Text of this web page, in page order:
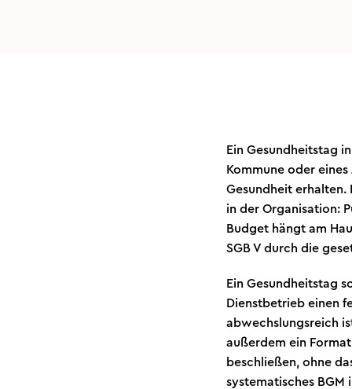
Ein Gesundheitstag
Kommune oder
Gesundheit
in der Organisation:
Budget hängt am
SGB V durch die
Ein Gesundheitstag
Dienstbetrieb einen
abwechslungsreich
außerdem ein
beschließen, ohne
systematisches BGM